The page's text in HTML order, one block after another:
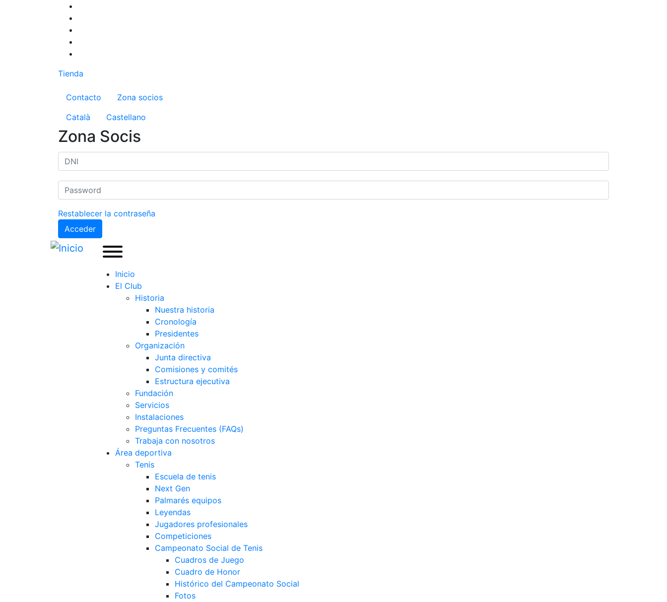
Tienda
Menú del compte d'usuari
Contacto
Zona socios
Català
Castellano
Zona Socis
Restablecer la contraseña
Acceder
Inicio
El Club
Historia
Nuestra historia
Cronología
Presidentes
Organización
Junta directiva
Comisiones y comités
Estructura ejecutiva
Fundación
Servicios
Instalaciones
Preguntas Frecuentes (FAQs)
Trabaja con nosotros
Área deportiva
Tenis
Escuela de tenis
Next Gen
Palmarés equipos
Leyendas
Jugadores profesionales
Competiciones
Campeonato Social de Tenis
Cuadros de Juego
Cuadro de Honor
Histórico del Campeonato Social
Fotos